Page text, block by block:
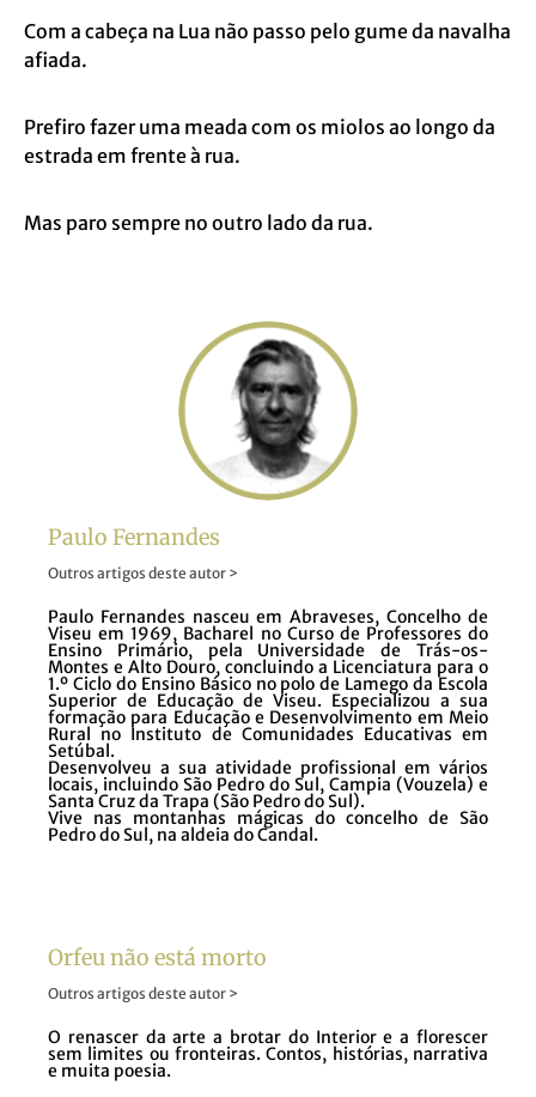
Com a cabeça na Lua não passo pelo gume da navalha
afiada.
Prefiro fazer uma meada com os miolos ao longo da
estrada em frente à rua.
Mas paro sempre no outro lado da rua.
Paulo Fernandes
Outros artigos deste autor >
Paulo Fernandes nasceu em Abraveses, Concelho de
Viseu em 1969, Bacharel no Curso de Professores do
Ensino Primário, pela Universidade de Trás-os-
Montes e Alto Douro, concluindo a Licenciatura para o
1.º Ciclo do Ensino Básico no polo de Lamego da Escola
Superior de Educação de Viseu. Especializou a sua
formação para Educação e Desenvolvimento em Meio
Rural no Instituto de Comunidades Educativas em
Setúbal.
Desenvolveu a sua atividade profissional em vários
locais, incluindo São Pedro do Sul, Campia (Vouzela) e
Santa Cruz da Trapa (São Pedro do Sul).
Vive nas montanhas mágicas do concelho de São
Pedro do Sul, na aldeia do Candal.
Orfeu não está morto
Outros artigos deste autor >
O renascer da arte a brotar do Interior e a florescer
sem limites ou fronteiras. Contos, histórias, narrativa
e muita poesia.